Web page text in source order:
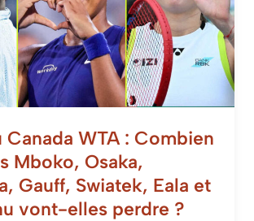
Canada WTA : Combien
Mboko, Osaka,
Gauff, Swiatek, Eala et
vont-elles perdre ?